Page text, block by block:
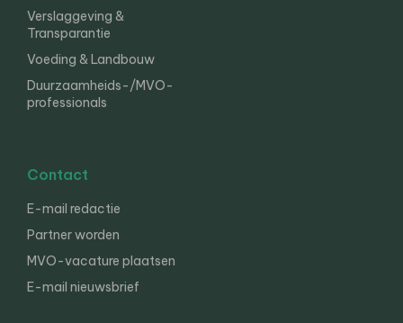
Verslaggeving &
Transparantie
Voeding & Landbouw
Duurzaamheids-/MVO-
professionals
Contact
E-mail redactie
Partner worden
MVO-vacature plaatsen
E-mail nieuwsbrief